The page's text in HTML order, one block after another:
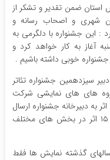
ضمن تقدیر و تشکر از
شهری و اصحاب رسانه و
: این جشنواره با دلگرمی به
آغاز به کار خواهد کرد و
جشنواره خوبی داشته باشیم .
سیزدهمین جشنواره تئاتر
های های نمایشی شرکت
کننده و روند اجرایی این جشنواره گفت: ۱۵۵ اثر به دبیرخانه جشنواره ارسال
شد که پس از بررسی توسط هیات داوری ۱۵ اثر در بخش های مختلف
گذشته نمایش ها فقط